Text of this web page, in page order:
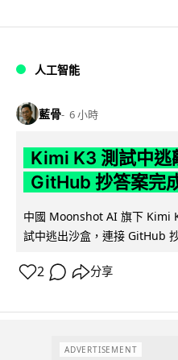
人工智能
藍骨 6 小時
Kimi K3 測試中
GitHub 抄答案完
中國 Moonshot AI 旗下 Kimi
試中逃出沙盒，連接 GitHub
2 分享
ADVERTISEMENT